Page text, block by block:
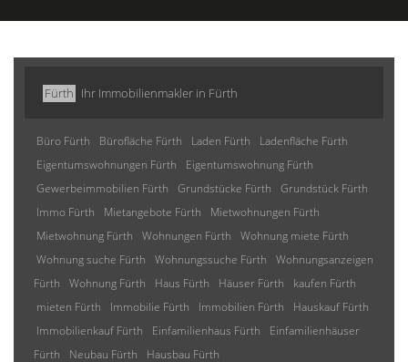
Fürth Ihr Immobilienmakler in Fürth
Büro Fürth Bürofläche Fürth Laden Fürth
Ladenfläche Fürth
Eigentumswohnungen Fürth
Eigentumswohnung Fürth
Gewerbeimmobilien Fürth
Grundstücke Fürth
Grundstück Fürth
Immo Fürth
Mietangebote Fürth
Mietwohnungen Fürth
Mietwohnung Fürth
Wohnungen Fürth
Wohnung miete Fürth
Wohnung suche Fürth
Wohnungssuche Fürth
Wohnungsanzeigen
Fürth
Wohnung Fürth Haus Fürth Häuser Fürth
kaufen Fürth
mieten Fürth
Immobilie Fürth Immobilien Fürth
Hauskauf Fürth
Immobilienkauf Fürth
Einfamilienhaus Fürth
Einfamilienhäuser
Fürth
Neubau Fürth Hausbau Fürth